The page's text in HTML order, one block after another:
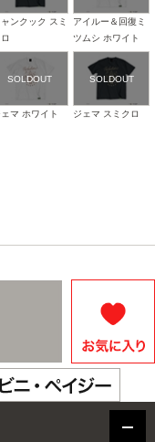
ャンクック スミ
アイルー＆回復ミ
ツムシ ホワイト
ェマ ホワイト ジェマ スミクロ